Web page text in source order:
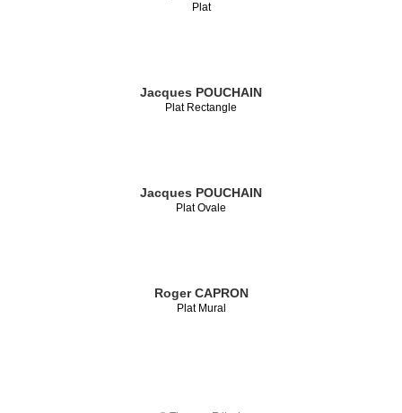
Plat
Jacques POUCHAIN
Plat Rectangle
Jacques POUCHAIN
Plat Ovale
Roger CAPRON
Plat Mural